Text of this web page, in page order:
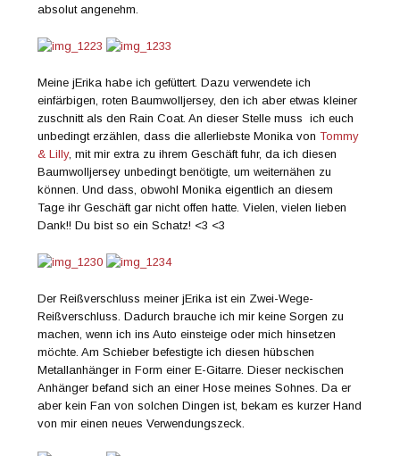
absolut angenehm.
Meine jErika habe ich gefüttert. Dazu verwendete ich
einfärbigen, roten Baumwolljersey, den ich aber etwas kleiner
zuschnitt als den Rain Coat. An dieser Stelle muss ich euch
unbedingt erzählen, dass die allerliebste Monika vonTommy
& Lilly, mit mir extra zu ihrem Geschäft fuhr, da ich diesen
Baumwolljersey unbedingt benötigte, um weiternähen zu
können. Und dass, obwohl Monika eigentlich an diesem
Tage ihr Geschäft gar nicht offen hatte. Vielen, vielen lieben
Dank!! Du bist so ein Schatz! <3 <3
Der Reißverschluss meiner jErika ist ein Zwei-Wege-
Reißverschluss. Dadurch brauche ich mir keine Sorgen zu
machen, wenn ich ins Auto einsteige oder mich hinsetzen
möchte. Am Schieber befestigte ich diesen hübschen
Metallanhänger in Form einer E-Gitarre. Dieser neckischen
Anhänger befand sich an einer Hose meines Sohnes. Da er
aber kein Fan von solchen Dingen ist, bekam es kurzer Hand
von mir einen neues Verwendungszeck.